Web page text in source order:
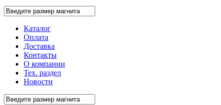
Каталог
Оплата
Доставка
Контакты
О компании
Тех. раздел
Новости